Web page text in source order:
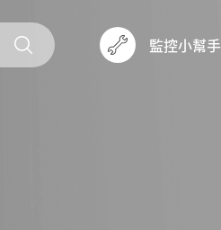
監控小幫手